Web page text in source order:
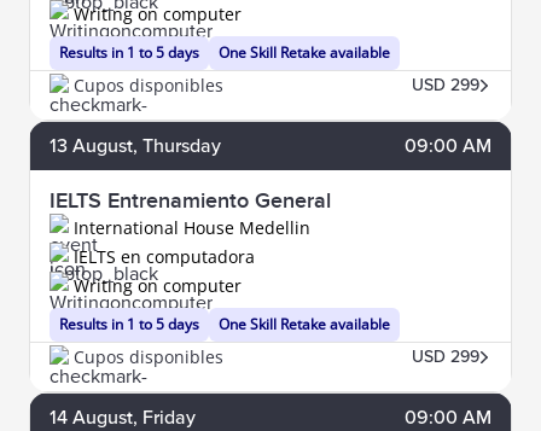
Results in 1 to 5 days
Writing on computer
One Skill Retake available
Cupos disponibles USD 299
13 August, Thursday 09:00 AM
IELTS Entrenamiento General
International House Medellin
Results in 1 to 5 days
IELTS en computadora
Writing on computer
One Skill Retake available
Cupos disponibles USD 299
14 August, Friday 09:00 AM